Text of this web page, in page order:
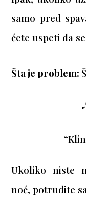
samo pred
ćete uspeti da
Šta je problem:
Ukoliko niste
noć, potrudite